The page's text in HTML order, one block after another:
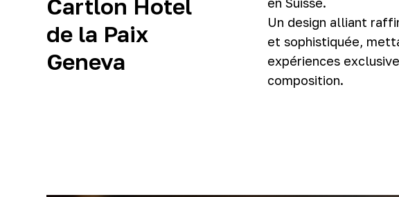
Cartlon Hotel
de la Paix
Geneva
Un design alliant
et sophistiquée,
expériences
composition.